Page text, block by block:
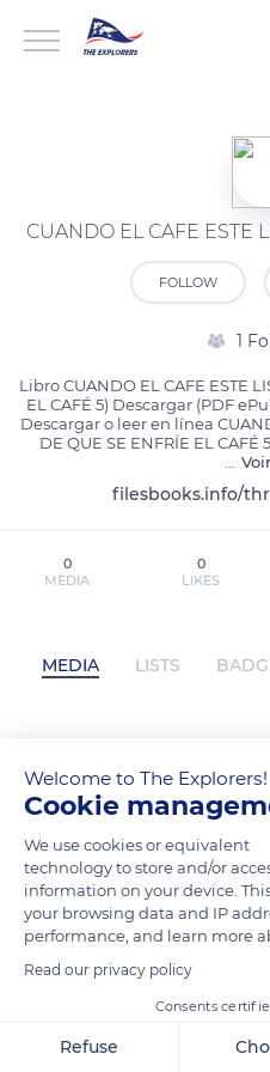
FOLLOW
1
Libro CUANDO EL CAFE ESTE
EL CAFÉ 5) Descargar (PDF
Descargar o leer en línea
filesbooks.info/
0
MEDIA
0
LIKES
MEDIA LISTS
CUANDO EL CAFE
DE QUE SE
gratis has not
Welcome to The Explorers!
Cookie
We use cookies or equivalent
technology to store and/or
information on your device.
your browsing data and IP
performance, and learn more
Read our privacy policy
Consents
Refuse